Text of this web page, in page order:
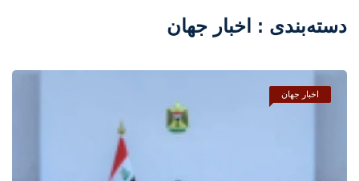
دسته‌بندی : اخبار جهان
اخبار جهان